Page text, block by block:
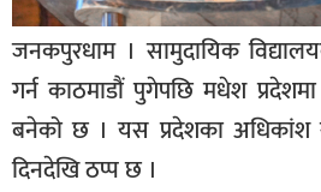
राष्ट्रिय
अन्तराष्ट्रिय
अन्तरबार्ता
अर्थ
जनकपुरधाम । सामुदायिक
गर्न काठमाडौं पुगेपछि मधेश
बनेको छ । यस प्रदेशका अधिकांश
दिनदेखि ठप्प छ ।